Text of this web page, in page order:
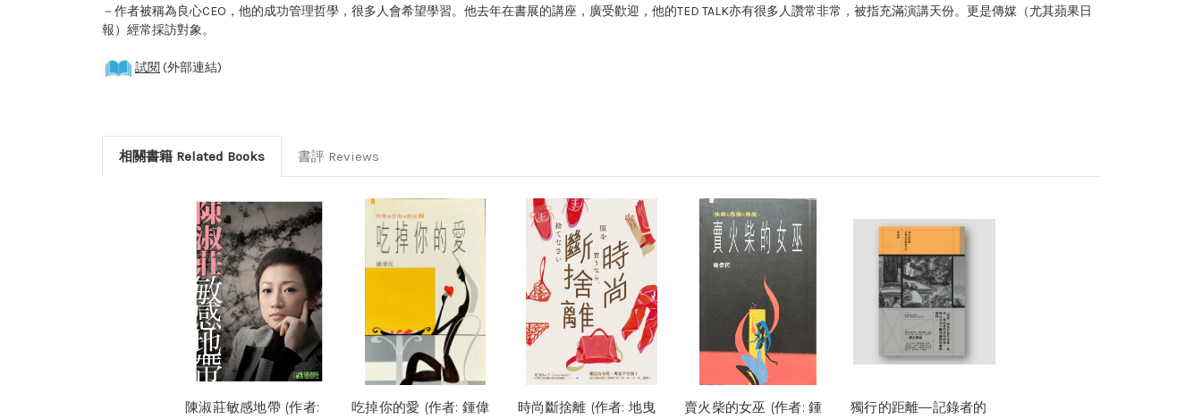
－作者被稱為良心CEO，他的成功管理哲學，很多人會希望學習。他去年在書展的講座，廣受歡迎，他的TED TALK亦有很多人讚常非常，被指充滿演講天份。更是傳媒（尤其蘋果日
報）經常採訪對象。
試閱 (外部連結)
相關書籍 Related Books 書評 Reviews
陳淑莊敏感地帶 (作者:
吃掉你的愛 (作者: 鍾偉
時尚斷捨離 (作者: 地曳
賣火柴的女巫 (作者: 鍾
獨行的距離—記錄者的